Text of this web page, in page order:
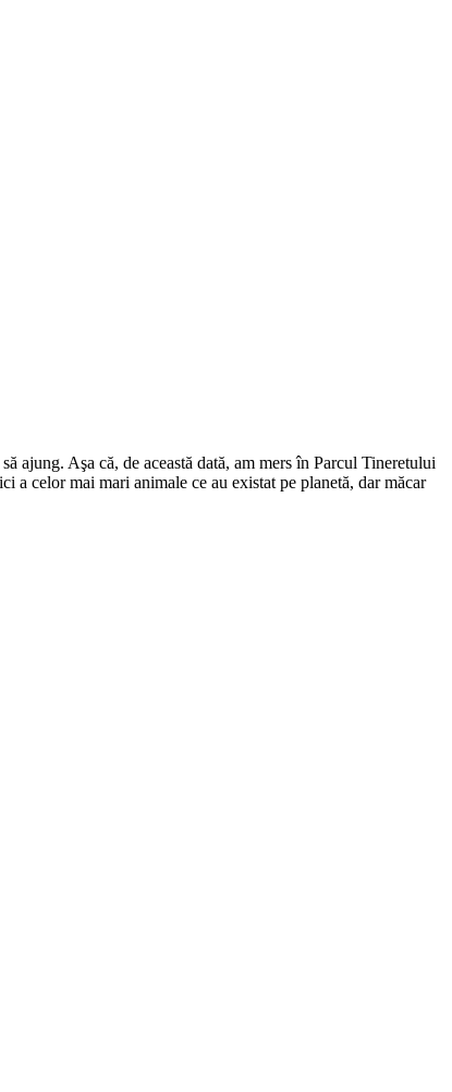
ajung. Aşa că, de această dată, am mers în Parcul Tineretului
a celor mai mari animale ce au existat pe planetă, dar măcar